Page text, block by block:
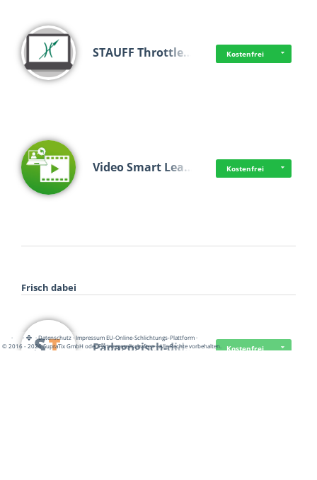
STAUFF Throttle… Kostenfrei
Video Smart Lea… Kostenfrei
Frisch dabei
Pädagogisch-did… Kostenfrei
· · ·Datenschutz·Impressum EU-Online-Schlichtungs-Plattform·
© 2016 - 2026 SupraTix GmbH oder Partnergesellschaften - Alle Rechte vorbehalten.